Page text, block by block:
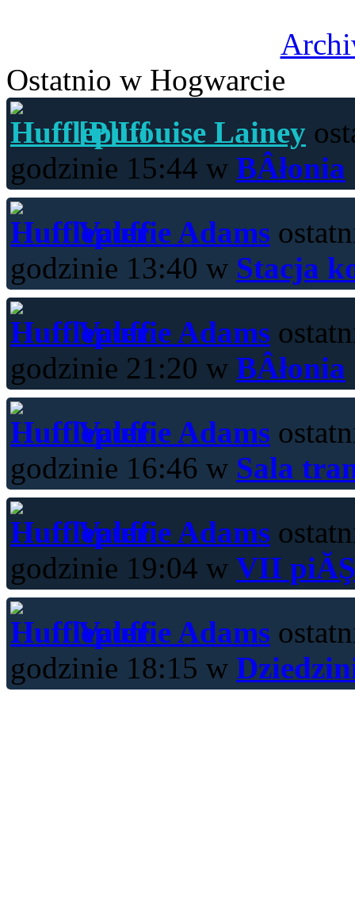
Ostatnio w Hogwarcie
[P]Louise Lainey
godzinie 15:44 w BÂłonia
Valerie Adams
godzinie 13:40 w Stacja
Valerie Adams
godzinie 21:20 w BÂłonia
Valerie Adams
godzinie 16:46 w Sala
Valerie Adams
godzinie 19:04 w VII
Valerie Adams
godzinie 18:15 w